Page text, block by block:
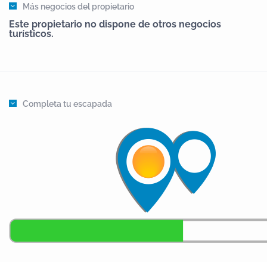
Más negocios del propietario
Este propietario no dispone de otros negocios
turísticos.
Completa tu escapada